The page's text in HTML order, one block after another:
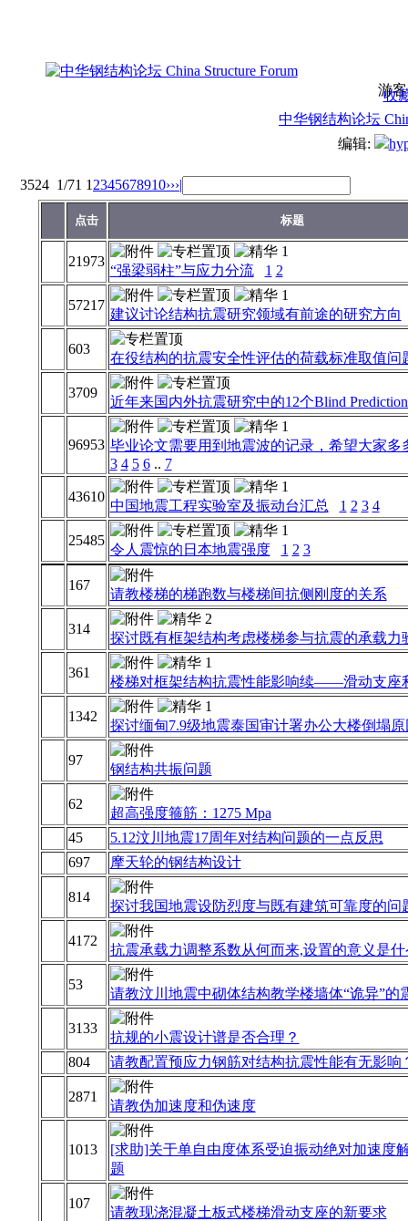
游
收
中华钢结构论坛
编辑:
3524 1/71 1 2345678910›››|
点击 标题
21973
“强梁弱柱”与应力分流 1 2
57217
建议讨论结构抗震研究领域有前途的研究方向
603
在役结构的抗震安全性评估的荷载标准取值问
3709
近年来国内外抗震研究中的12个Blind Prediction
96953 毕业论文需要用到地震波的记录，希望大家多
3 4 5 6.. 7
43610
中国地震工程实验室及振动台汇总 1 2 3 4
25485
令人震惊的日本地震强度 1 2 3
167
请教楼梯的梯跑数与楼梯间抗侧刚度的关系
314
探讨既有框架结构考虑楼梯参与抗震的承载力
361
楼梯对框架结构抗震性能影响续——滑动支座
1342
探讨缅甸7.9级地震泰国审计署办公大楼倒塌原
97
钢结构共振问题
62
超高强度箍筋：1275 Mpa
45
5.12汶川地震17周年对结构问题的一点反思
697
摩天轮的钢结构设计
814
探讨我国地震设防烈度与既有建筑可靠度的问
4172
抗震承载力调整系数从何而来,设置的意义是什
53
请教汶川地震中砌体结构教学楼墙体“诡异”的
3133
抗规的小震设计谱是否合理？
804
请教配置预应力钢筋对结构抗震性能有无影响
2871
请教伪加速度和伪速度
1013
[求助]关于单自由度体系受迫振动绝对加速度
题
107
请教现浇混凝土板式楼梯滑动支座的新要求